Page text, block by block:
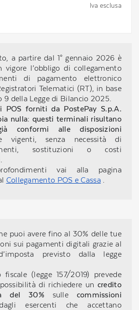
Iva esclusa
a partire dal 1° gennaio 2026 è
vigore l’obbligo di collegamento
di pagamento elettronico
Telematici (RT), in base
9 della Legge di Bilancio 2025.
POS forniti da PostePay S.p.A.
nulla: questi terminali risultano
conformi alle disposizioni
vigenti, senza necessità di
sostituzioni o costi
vai alla pagina
Collegamento POS e Cassa.
puoi avere fino al 30% delle tue
sui pagamenti digitali grazie al
previsto dalla legge
fiscale (legge 157/2019) prevede
di richiedere un credito
del 30% sulle commissioni
esercenti che accettano